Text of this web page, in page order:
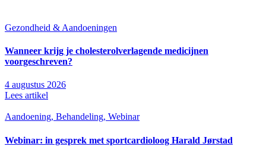
Gezondheid & Aandoeningen
Wanneer krijg je cholesterolverlagende medicijnen
voorgeschreven?
4 augustus 2026
Lees artikel
Aandoening, Behandeling, Webinar
Webinar: in gesprek met sportcardioloog Harald Jørstad